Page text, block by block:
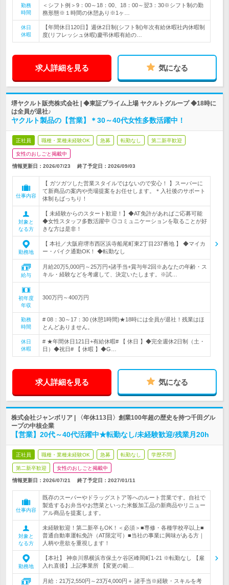
勤務
時間
＜シフト例＞9：00～18：00、18：00～翌3：30※シフト制の勤
務形態※１時間の休憩あり※1ヶ…
休日
休暇
【年間休日120日】週休2日制(シフト制)年次有給休暇社内休暇制
度(リフレッシュ休暇)慶弔休暇有給の…
求人詳細を見る 気になる
堺ヤクルト販売株式会社 | ◆東証プライム上場 ヤクルトグループ ◆18時に
は全員が退社♪
ヤクルト製品の【営業】＊30～40代女性多数活躍中！
正社員 職種・業種未経験OK 急募 転勤なし 第二新卒歓迎
女性のおしごと掲載中
情報更新日：2026/07/23 終了予定日： 2026/09/03
仕事内容
【 ガツガツした営業スタイルではないので安心！ 】スーパーに
て新商品の案内や売場提案をお任せします。＊入社後のサポート
体制もばっちり！
対象と
なる方
【 未経験からのスタート歓迎！】◆AT免許があればご応募可能
◆女性スタッフ多数活躍中 ◎コミュニケーションを取ることが好
きな方は是非！
勤務地
【 本社／大阪府堺市西区浜寺船尾町東2丁目237番地 】 ◆マイカ
ー・バイク通勤OK！ ◆転勤なし
給与
月給20万5,000円～25万円+諸手当+賞与年2回※あなたの年齢・ス
キル・経験などを考慮して、決定いたします。※試…
初年度
年収
300万円～400万円
勤務
時間
# 08：30～17：30 (休憩1時間)★18時には全員が退社！残業はほ
とんどありません。
休日
休暇
# ★年間休日121日+有給休暇# 【 休日 】◆完全週休2日制（土・
日）◆祝日# 【 休暇 】◆G…
求人詳細を見る 気になる
株式会社ジャンボリア | 〈年休113日〉創業100年超の歴史を持つ千田グル
ープの中核企業
【営業】20代～40代活躍中★転勤なし/未経験歓迎/残業月20h
正社員 職種・業種未経験OK 急募 転勤なし 学歴不問
第二新卒歓迎 女性のおしごと掲載中
情報更新日：2026/07/21 終了予定日： 2027/01/11
仕事内容
既存のスーパーやドラッグストア等へのルート営業です。自社で
製造するお弁当やお惣菜といった米飯加工品の新商品やリニュー
アル商品を提案します。
対象と
なる方
未経験歓迎！第二新卒もOK！＜必須＞■専修・各種学校卒以上■
普通自動車運転免許（AT限定可）■当社の事業に興味がある方｜
人柄や意欲を重視します！
勤務地
【本社】 神奈川県横浜市保土ケ谷区峰岡町1-21 ※転勤なし 【雇
入れ直後】上記事業所 【変更の範…
月給：21万2,550円～23万4,000円＋ 諸手当※経験・スキルを考